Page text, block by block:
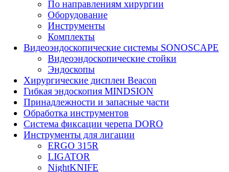
По направлениям хирургии
Оборудование
Инструменты
Комплекты
Видеоэндоскопические системы SONOSCAPE
Видеоэндоскопические стойки
Эндоскопы
Хирургические дисплеи Beacon
Гибкая эндоскопия MINDSION
Принадлежности и запасные части
Обработка инструментов
Система фиксации черепа DORO
Инструменты для лигации
ERGO 315R
LIGATOR
NightKNIFE